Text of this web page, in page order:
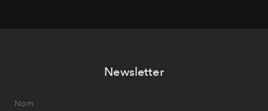
Newsletter